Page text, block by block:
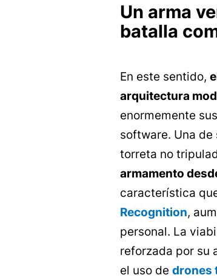
Un arma
batalla
En este sentido,
arquitectura
enormemente
software. Una de
torreta no
armamento
característica
Recognition,
personal. La
reforzada por su
el uso de drones